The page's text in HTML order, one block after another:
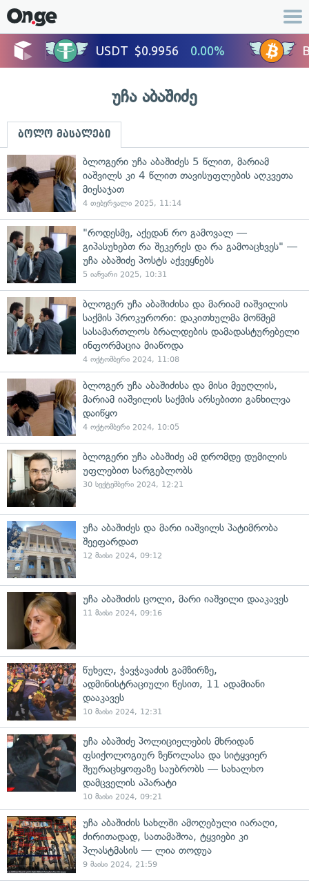
უჩა აბაშიძე
ბოლო მასალები
ბლოგერი უჩა აბაშიძეს 5 წლით, მარიამ
იაშვილს კი 4 წლით თავისუფლების აღკვეთა
მიესაჯათ
4 თებერვალი 2025, 11:14
"როდესმე, აქედან რო გამოვალ —
გიპასუხებთ რა შეკერეს და რა გამოაცხვეს" —
უჩა აბაშიძე პოსტს აქვეყნებს
5 იანვარი 2025, 10:31
ბლოგერ უჩა აბაშიძისა და მარიამ იაშვილის
საქმის პროკურორი: დაკითხულმა მოწმემ
სასამართლოს ბრალდების დამადასტურებელი
ინფორმაცია მიაწოდა
4 ოქტომბერი 2024, 11:08
ბლოგერ უჩა აბაშიძისა და მისი მეუღლის,
მარიამ იაშვილის საქმის არსებითი განხილვა
დაიწყო
4 ოქტომბერი 2024, 10:05
ბლოგერი უჩა აბაშიძე ამ დრომდე დუმილის
უფლებით სარგებლობს
30 სექტემბერი 2024, 12:21
უჩა აბაშიძეს და მარი იაშვილს პატიმრობა
შეეფარდათ
12 მაისი 2024, 09:12
უჩა აბაშიძის ცოლი, მარი იაშვილი დააკავეს
11 მაისი 2024, 09:16
წუხელ, ჭავჭავაძის გამზირზე,
ადმინისტრაციული წესით, 11 ადამიანი
დააკავეს
10 მაისი 2024, 12:31
უჩა აბაშიძე პოლიციელების მხრიდან
ფსიქოლოგიურ ზეწოლასა და სიტყვიერ
შეურაცხყოფაზე საუბრობს — სახალხო
დამცველის აპარატი
10 მაისი 2024, 09:21
უჩა აბაშიძის სახლში ამოღებული იარაღი,
ძირითადად, სათამაშოა, ტყვიები კი
პლასტმასის — ლია თოდუა
9 მაისი 2024, 21:59